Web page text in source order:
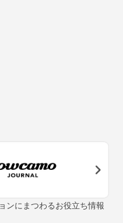
ンにまつわるお役立ち情報